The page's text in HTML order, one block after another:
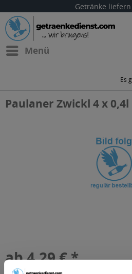
Getränke
Menü
Es
Paulaner Zwickl 4 x 0,4l
ab 4,29 € *
Inhalt: